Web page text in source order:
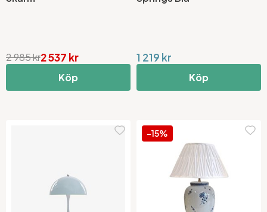
2 537 kr
2 985 kr
Köp
1 219 kr
Köp
-15%